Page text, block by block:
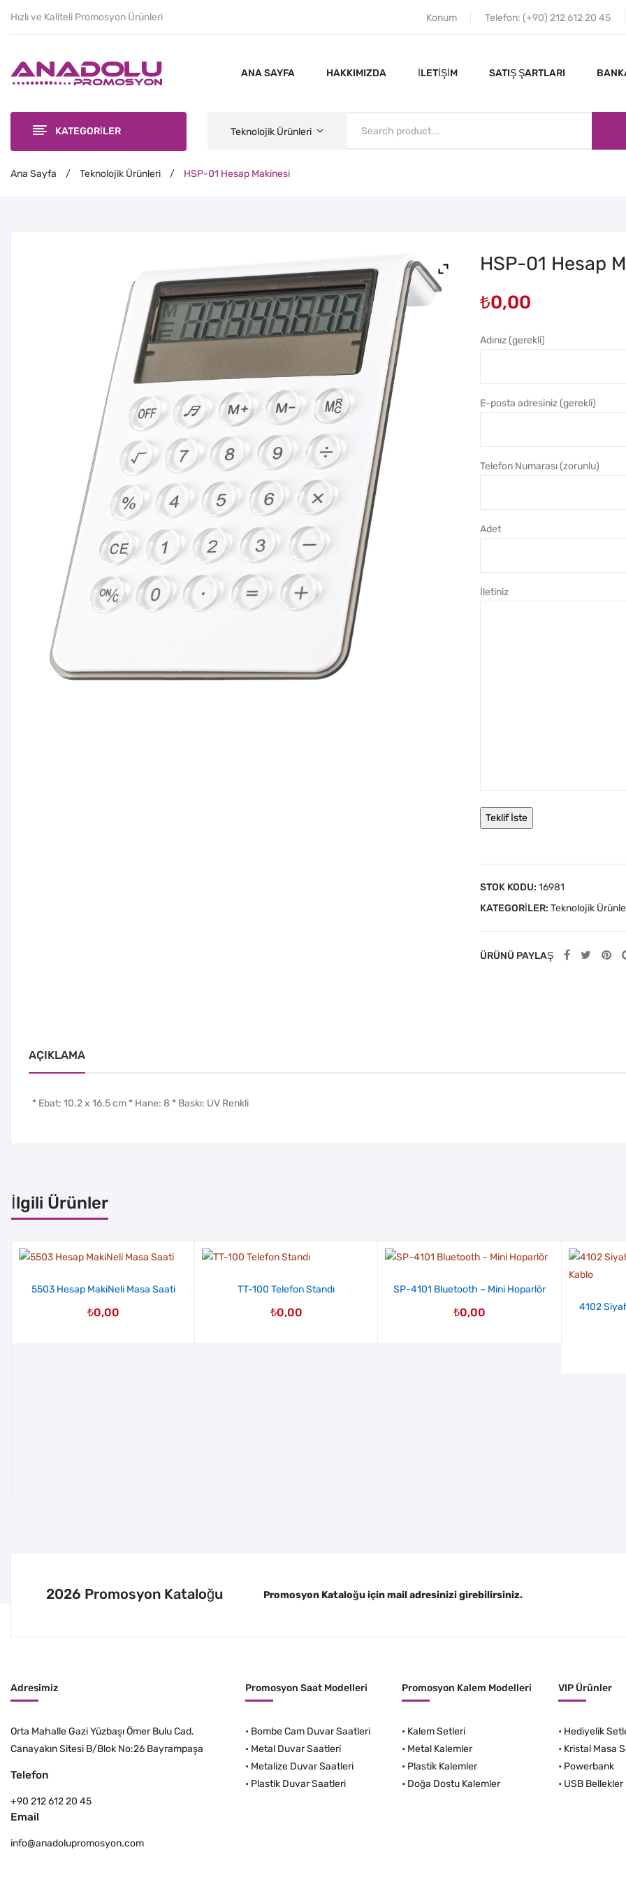
Hızlı ve Kaliteli Promosyon Ürünleri Konum Telefon: (+90) 212 612 20 45
ANA SAYFA HAKKIMIZDA İLETIŞIM SATIŞ ŞARTLARI
KATEGORİLER Teknolojik Ürünleri
Ana Sayfa / Teknolojik Ürünleri / HSP-01 Hesap Makinesi
HSP-01 Hesap
₺0,00
Adınız (gerekli)
E-posta adresiniz (gerekli)
Telefon Numarası (zorunlu)
Adet
İletiniz
STOK KODU: 16981
KATEGORILER: Teknolojik
ÜRÜNÜ PAYLAŞ
AÇIKLAMA
* Ebat: 10.2 x 16.5 cm * Hane: 8 * Baskı: UV Renkli
İlgili Ürünler
5503 Hesap MakiNeli Masa Saati
₺0,00
TT-100 Telefon Standı
₺0,00
SP-4101 Bluetooth – Mini Hoparlör
₺0,00 4102
2026 Promosyon Kataloğu Promosyon Kataloğu için mail adresinizi girebilirsiniz.
Adresimiz
Orta Mahalle Gazi Yüzbaşı Ömer Bulu Cad.
Canayakın Sitesi B/Blok No:26 Bayrampaşa
Telefon
+90 212 612 20 45
Email
info@anadolupromosyon.com
Promosyon Saat Modelleri
• Bombe Cam Duvar Saatleri
• Metal Duvar Saatleri
• Metalize Duvar Saatleri
• Plastik Duvar Saatleri
Promosyon Kalem Modelleri
• Kalem Setleri
• Metal Kalemler
• Plastik Kalemler
• Doğa Dostu Kalemler
VIP Ürünler
• Hediyelik
• Kristal Masa
• Powerbank
• USB Bellekler